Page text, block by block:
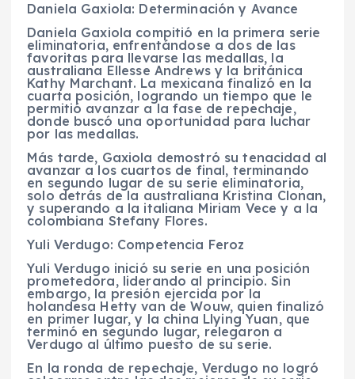
Daniela Gaxiola: Determinación y Avance
Daniela Gaxiola compitió en la primera serie
eliminatoria, enfrentándose a dos de las
favoritas para llevarse las medallas, la
australiana Ellesse Andrews y la británica
Kathy Marchant. La mexicana finalizó en la
cuarta posición, logrando un tiempo que le
permitió avanzar a la fase de repechaje,
donde buscó una oportunidad para luchar
por las medallas.
Más tarde, Gaxiola demostró su tenacidad al
avanzar a los cuartos de final, terminando
en segundo lugar de su serie eliminatoria,
solo detrás de la australiana Kristina Clonan,
y superando a la italiana Miriam Vece y a la
colombiana Stefany Flores.
Yuli Verdugo: Competencia Feroz
Yuli Verdugo inició su serie en una posición
prometedora, liderando al principio. Sin
embargo, la presión ejercida por la
holandesa Hetty van de Wouw, quien finalizó
en primer lugar, y la china Llying Yuan, que
terminó en segundo lugar, relegaron a
Verdugo al último puesto de su serie.
En la ronda de repechaje, Verdugo no logró